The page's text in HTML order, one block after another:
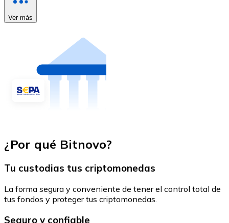
Ver más
¿Por qué Bitnovo?
Tu custodias tus criptomonedas
La forma segura y conveniente de tener el control total de
tus fondos y proteger tus criptomonedas.
Seguro y confiable